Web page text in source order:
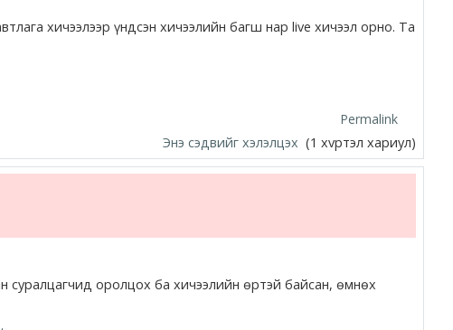
хичээлээр үндсэн хичээлийн багш нар live хичээл орно. Та
Permalink
Энэ сэдвийг хэлэлцэх (1 хvртэл хариул)
суралцагчид оролцох ба хичээлийн өртэй байсан, өмнөх